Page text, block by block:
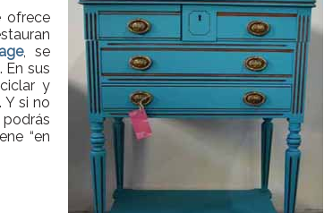
ofrece
, se
En sus
y
Y si no
“en